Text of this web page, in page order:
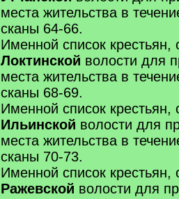
места жительства в
сканы 64-66.
Именной список крестьян,
Локтинской волости для
места жительства в
сканы 68-69.
Именной список крестьян,
Ильинской волости для
места жительства в
сканы 70-73.
Именной список крестьян,
Ражевской волости для